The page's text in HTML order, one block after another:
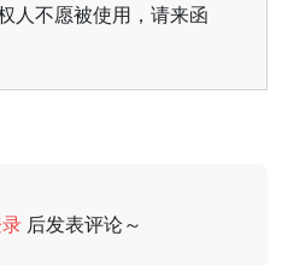
人不愿被使用，请来函
后发表评论～